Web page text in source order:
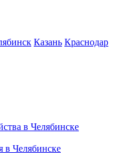
Казань Краснодар
в Челябинске
в Челябинске